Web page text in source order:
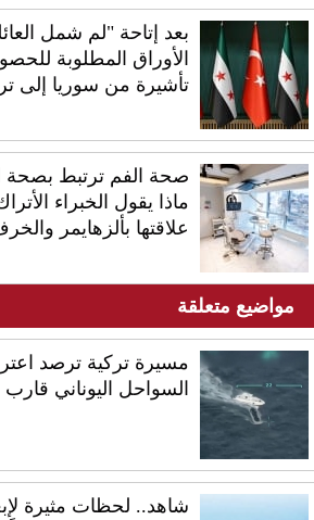
بعد إتاحة "لم شمل
الأوراق المطلوبة
تأشيرة من سوريا إلى
صحة الفم ترتبط بصحة
ماذا يقول الخبراء
علاقتها بألزهايمر
مواضيع متعلقة
مسيرة تركية ترصد
السواحل اليوناني
شاهد.. لحظات مثيرة